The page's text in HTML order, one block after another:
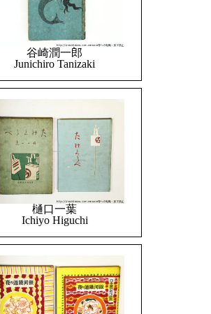
谷崎潤一郎
Junichiro Tanizaki
樋口一葉
Ichiyo Higuchi